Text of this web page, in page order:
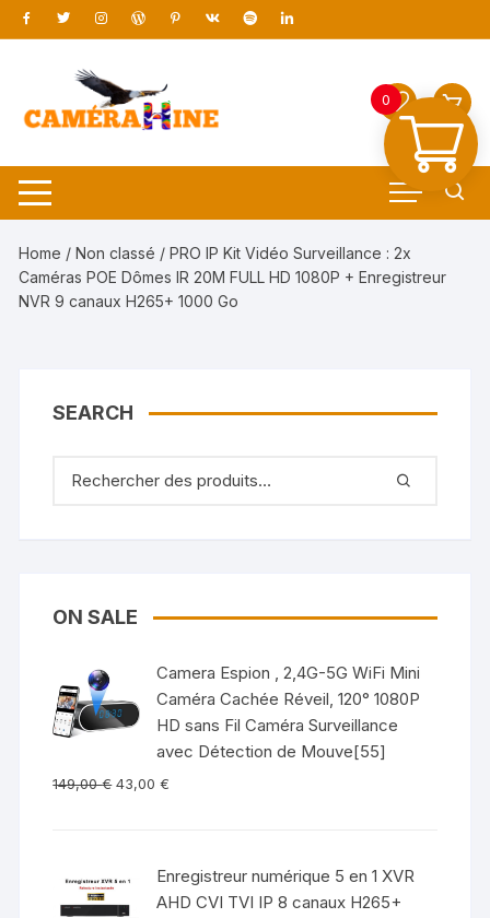
Home /Non classé / PRO IP Kit Vidéo Surveillance : 2x
Caméras POE Dômes IR 20M FULL HD 1080P + Enregistreur
NVR 9 canaux H265+ 1000 Go
SEARCH
ON SALE
Camera Espion , 2,4G-5G WiFi Mini
Caméra Cachée Réveil, 120° 1080P
HD sans Fil Caméra Surveillance
avec Détection de Mouve[55]
149,00€ 43,00€
Enregistreur numérique 5 en 1 XVR
AHD CVI TVI IP 8 canaux H265+
0